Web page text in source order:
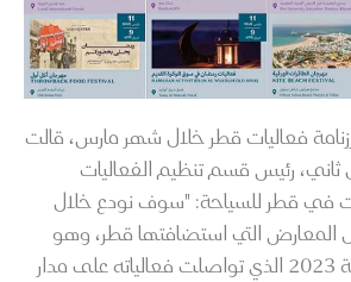
فعاليات قطر خلال شهر مارس، قالت
ثاني، رئيس قسم تنظيم الفعاليات
في قطر للسياحة: "سوف نودع خلال
التي استضافتها قطر، وهو
معرض إكسبو الدوحة 2023 الذي تواصلت فعالياته على مدار